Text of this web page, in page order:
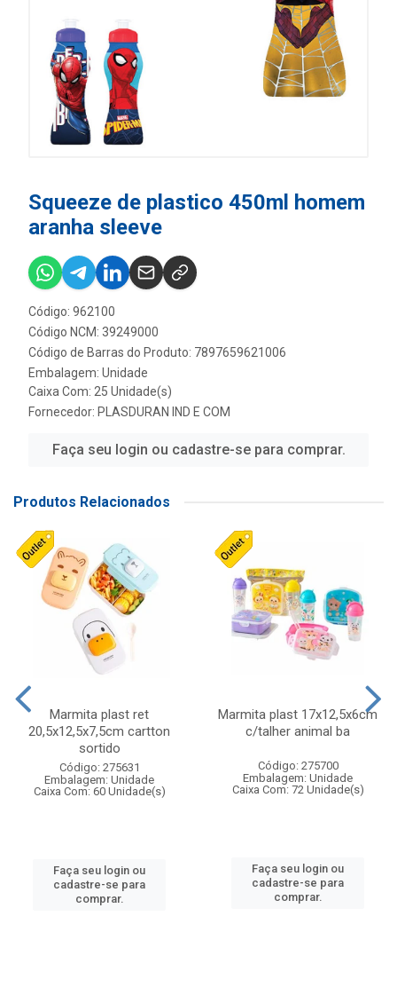
Squeeze de plastico 450ml homem
aranha sleeve
Código: 962100
Código NCM: 39249000
Código de Barras do Produto: 7897659621006
Embalagem: Unidade
Caixa Com: 25 Unidade(s)
Fornecedor: PLASDURAN IND E COM
Faça seu login ou cadastre-se para comprar.
Produtos Relacionados
Marmita plast ret
20,5x12,5x7,5cm cartton
sortido
Código: 275631
Embalagem: Unidade
Caixa Com: 60 Unidade(s)
Faça seu login ou
cadastre-se para
comprar.
Marmita plast 17x12,5x6cm
c/talher animal ba
Código: 275700
Embalagem: Unidade
Caixa Com: 72 Unidade(s)
Faça seu login ou
cadastre-se para
comprar.